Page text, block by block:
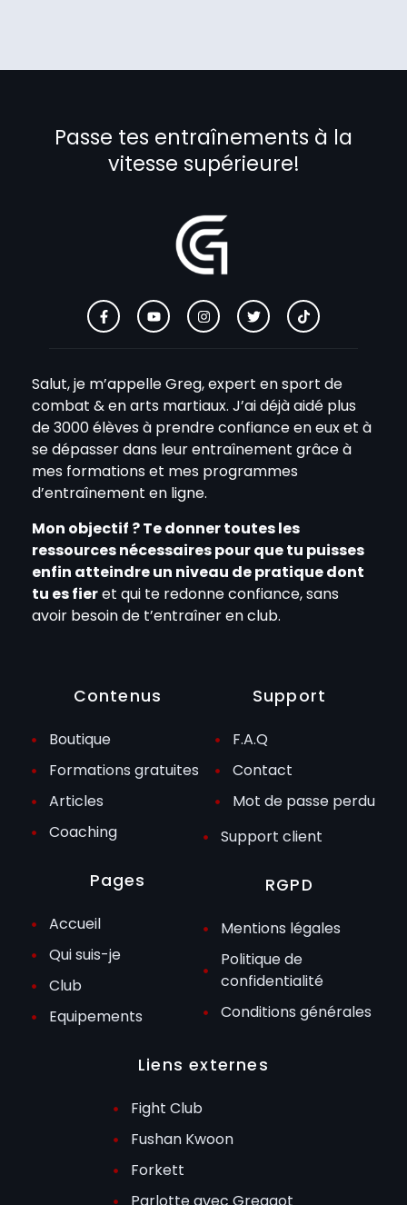
Passe tes entraînements à la
vitesse supérieure!
Salut, je m’appelle Greg, expert en sport de
combat & en arts martiaux. J’ai déjà aidé plus
de 3000 élèves à prendre confiance en eux et à
se dépasser dans leur entraînement grâce à
mes formations et mes programmes
d’entraînement en ligne.
Mon objectif ? Te donner toutes les
ressources nécessaires pour que tu puisses
enfin atteindre un niveau de pratique dont
tu es fieret qui te redonne confiance, sans
avoir besoin de t’entraîner en club.
Contenus
Boutique
Formations gratuites
Articles
Coaching
Pages
Accueil
Qui suis-je
Club
Equipements
Support
F.A.Q
Contact
Mot de passe perdu
Support client
RGPD
Mentions légales
Politique de
confidentialité
Conditions générales
Liens externes
Fight Club
Fushan Kwoon
Forkett